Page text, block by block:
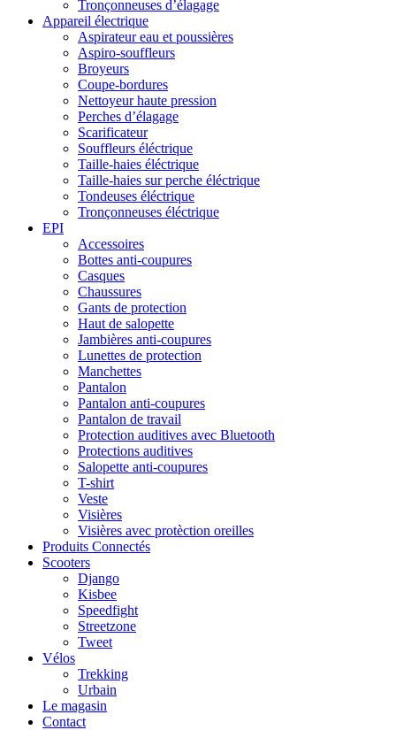
Tronçonneuses d’élagage
Appareil électrique
Aspirateur eau et poussières
Aspiro-souffleurs
Broyeurs
Coupe-bordures
Nettoyeur haute pression
Perches d’élagage
Scarificateur
Souffleurs éléctrique
Taille-haies éléctrique
Taille-haies sur perche éléctrique
Tondeuses éléctrique
Tronçonneuses éléctrique
EPI
Accessoires
Bottes anti-coupures
Casques
Chaussures
Gants de protection
Haut de salopette
Jambières anti-coupures
Lunettes de protection
Manchettes
Pantalon
Pantalon anti-coupures
Pantalon de travail
Protection auditives avec Bluetooth
Protections auditives
Salopette anti-coupures
T-shirt
Veste
Visières
Visières avec protèction oreilles
Produits Connectés
Scooters
Django
Kisbee
Speedfight
Streetzone
Tweet
Vélos
Trekking
Urbain
Le magasin
Contact